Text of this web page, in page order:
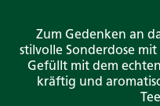
Zum Gedenken an
stilvolle Sonderdose
Gefüllt mit dem
kräftig und